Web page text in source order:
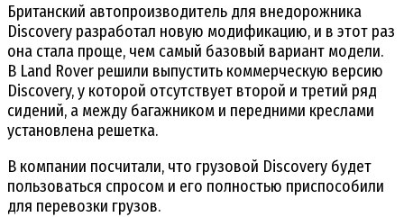
Британский автопроизводитель для внедорожника
Discovery разработал новую модификацию, и в этот раз
она стала проще, чем самый базовый вариант модели.
В Land Rover решили выпустить коммерческую версию
Discovery, у которой отсутствует второй и третий ряд
сидений, а между багажником и передними креслами
установлена решетка.
В компании посчитали, что грузовой Discovery будет
пользоваться спросом и его полностью приспособили
для перевозки грузов.